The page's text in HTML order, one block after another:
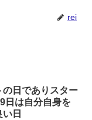
rei
の日でありスター
日は自分自身を
日